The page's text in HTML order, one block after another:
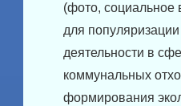
(фото, социальное
для
деятельности в
коммунальных
формирования